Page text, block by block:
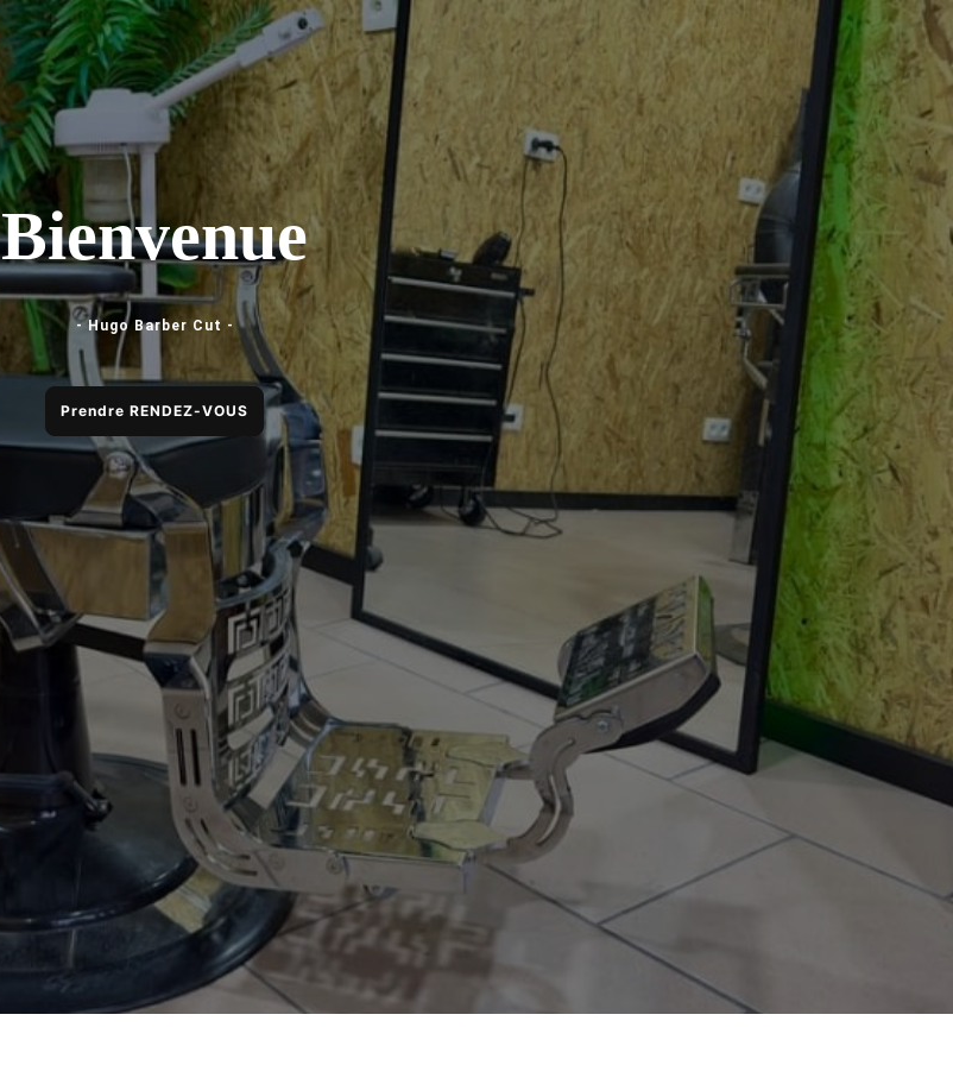
Bienvenue
- Hugo Barber Cut -
Prendre RENDEZ-VOUS